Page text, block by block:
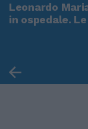
Leonardo
in ospedale.